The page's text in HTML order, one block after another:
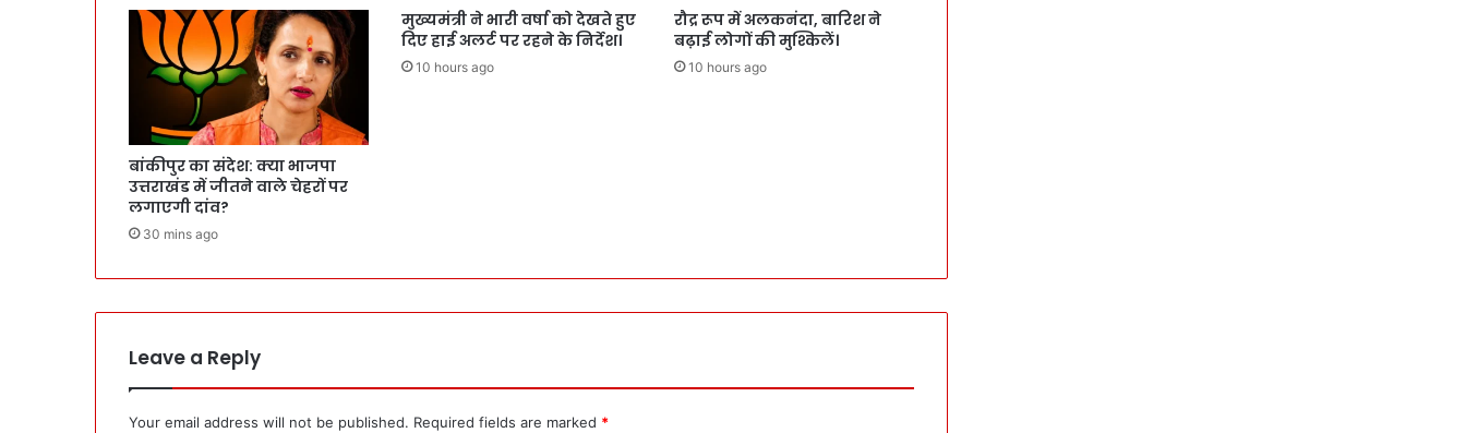
बांकीपुर का संदेश: क्या भाजपा
उत्तराखंड में जीतने वाले चेहरों पर
लगाएगी दांव?
30 mins ago
मुख्यमंत्री ने भारी वर्षा को देखते हुए
दिए हाई अलर्ट पर रहने के निर्देश।
10 hours ago
रौद्र रूप में अलकनंदा, बारिश ने
बढ़ाई लोगों की मुश्किलें।
10 hours ago
Leave a Reply
Your email address will not be published. Required fields are marked *